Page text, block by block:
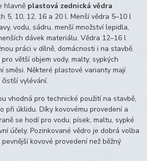
hlavně plastová zednická vědra
5, 10, 12, 16 a 20 l. Menší vědra 5–10 l
vodu, sádru, menší množství lepidla,
dávek materiálu. Vědra 12–16 l
práci v dílně, domácnosti i na stavbě.
větší objem vody, malty, sypkých
směsi. Některé plastové varianty mají
vylévání.
vhodná pro technické použití na stavbě,
při úklidu. Díky kovovému provedení a
se hodí pro vodu, písek, maltu, sypké
účely. Pozinkované vědro je dobrá volba
kovové provedení než běžný